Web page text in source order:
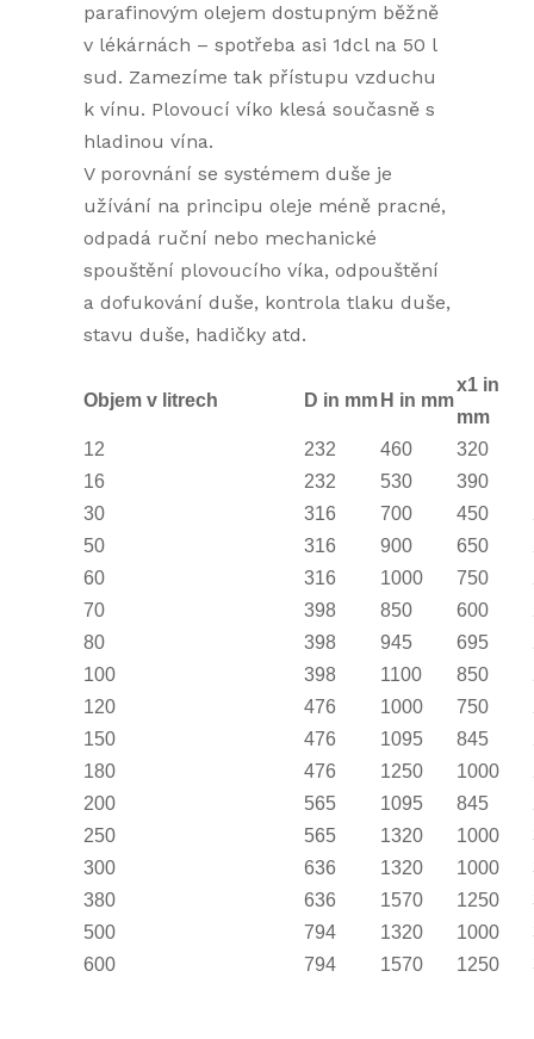
parafinovým olejem dostupným běžně
v lékárnách – spotřeba asi 1dcl na 50 l
sud. Zamezíme tak přístupu vzduchu
k vínu. Plovoucí víko klesá současně s
hladinou vína.
V porovnání se systémem duše je
užívání na principu oleje méně pracné,
odpadá ruční nebo mechanické
spouštění plovoucího víka, odpouštění
a dofukování duše, kontrola tlaku duše,
stavu duše, hadičky atd.
Objem v litrech D in mm H in mm
x1 in
mm
12
232 460 320
16
232 530 390
30
316 700 450
50
316 900 650
60
316 1000 750
70
398 850 600
80
398 945 695
100
398 1100 850
120
476 1000 750
150
476 1095 845
180
476 1250 1000
200
565 1095 845
250
565 1320 1000
300
636 1320 1000
380
636 1570 1250
500
794 1320 1000
600
794 1570 1250